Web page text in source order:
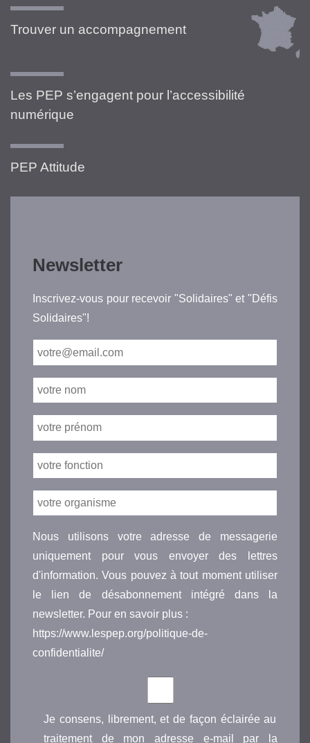
Trouver un accompagnement
Les PEP s’engagent pour l’accessibilité
numérique
PEP Attitude
Newsletter
Inscrivez-vous pour recevoir "Solidaires" et "Défis
Solidaires"!
Nous utilisons votre adresse de messagerie
uniquement pour vous envoyer des lettres
d'information. Vous pouvez à tout moment utiliser
le lien de désabonnement intégré dans la
newsletter. Pour en savoir plus :
https://www.lespep.org/politique-de-
confidentialite/
Je consens, librement, et de façon éclairée au
traitement de mon adresse e-mail par la